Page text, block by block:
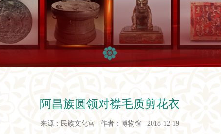
阿昌族圆领对襟毛质剪花衣
来源：民族文化宫 作者：博物馆 2018-12-19